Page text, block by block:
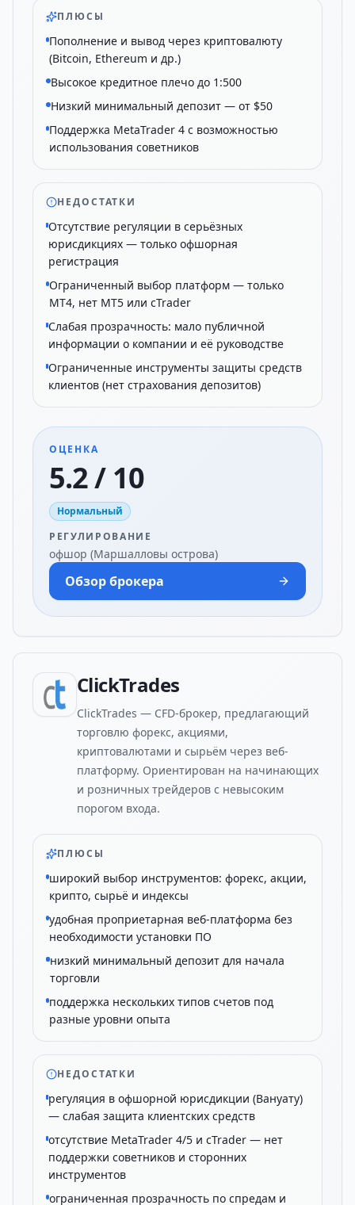
ПЛЮСЫ
Пополнение и вывод через криптовалюту
(Bitcoin, Ethereum и др.)
Высокое кредитное плечо до 1:500
Низкий минимальный депозит — от $50
Поддержка MetaTrader 4 с возможностью
использования советников
НЕДОСТАТКИ
Отсутствие регуляции в серьёзных
юрисдикциях — только офшорная
регистрация
Ограниченный выбор платформ — только
MT4, нет MT5 или cTrader
Слабая прозрачность: мало публичной
информации о компании и её руководстве
Ограниченные инструменты защиты средств
клиентов (нет страхования депозитов)
ОЦЕНКА
5.2 / 10
Нормальный
РЕГУЛИРОВАНИЕ
офшор (Маршалловы острова)
Обзор брокера
ClickTrades
ClickTrades — CFD-брокер, предлагающий
торговлю форекс, акциями,
криптовалютами и сырьём через веб-
платформу. Ориентирован на начинающих
и розничных трейдеров с невысоким
порогом входа.
ПЛЮСЫ
широкий выбор инструментов: форекс, акции,
крипто, сырьё и индексы
удобная проприетарная веб-платформа без
необходимости установки ПО
низкий минимальный депозит для начала
торговли
поддержка нескольких типов счетов под
разные уровни опыта
НЕДОСТАТКИ
регуляция в офшорной юрисдикции (Вануату)
— слабая защита клиентских средств
отсутствие MetaTrader 4/5 и cTrader — нет
поддержки советников и сторонних
инструментов
ограниченная прозрачность по спредам и